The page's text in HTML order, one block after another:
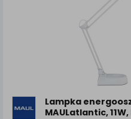
Lampka
MAULatlantic, 11W,